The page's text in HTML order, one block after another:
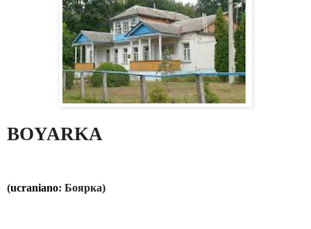
BOYARKA
(ucraniano: Боярка)